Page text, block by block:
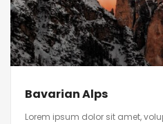
Bavarian Alps
Lorem ipsum dolor sit amet,